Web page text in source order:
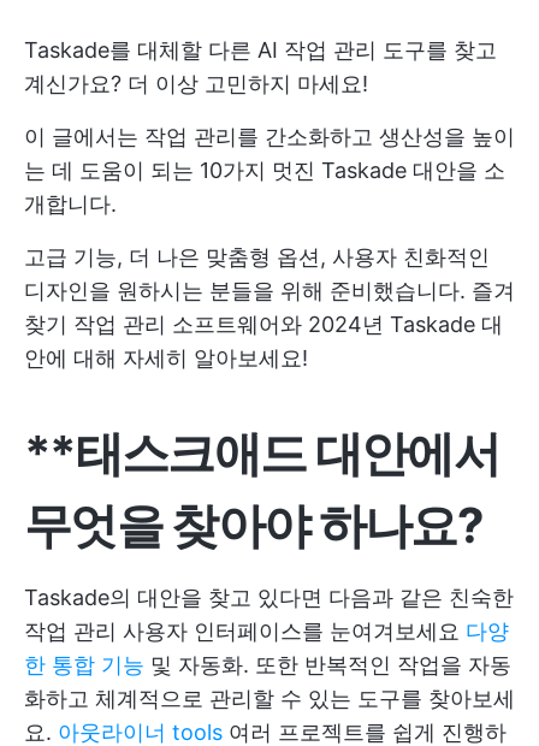
Taskade를 대체할 다른 AI 작업 관리 도구를 찾고
계신가요? 더 이상 고민하지 마세요!
이 글에서는 작업 관리를 간소화하고 생산성을 높이
는 데 도움이 되는 10가지 멋진 Taskade 대안을 소
개합니다.
고급 기능, 더 나은 맞춤형 옵션, 사용자 친화적인
디자인을 원하시는 분들을 위해 준비했습니다. 즐겨
찾기 작업 관리 소프트웨어와 2024년 Taskade 대
안에 대해 자세히 알아보세요!
**태스크애드 대안에서
무엇을 찾아야 하나요?
Taskade의 대안을 찾고 있다면 다음과 같은 친숙한
작업 관리 사용자 인터페이스를 눈여겨보세요 다양
한 통합 기능 및 자동화. 또한 반복적인 작업을 자동
화하고 체계적으로 관리할 수 있는 도구를 찾아보세
요. 아웃라이너 tools 여러 프로젝트를 쉽게 진행하